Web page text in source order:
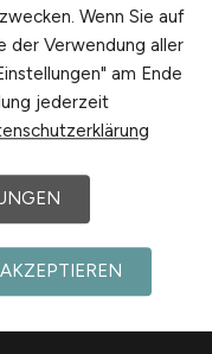
Wenn Sie auf
der Verwendung aller
am Ende
jederzeit